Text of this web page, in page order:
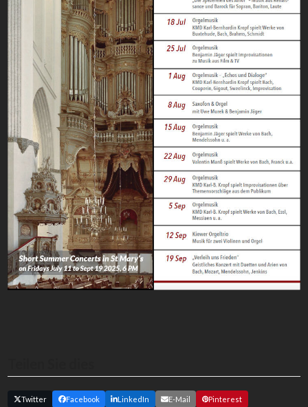
Twitter Facebook LinkedIn E-Mail Pinterest